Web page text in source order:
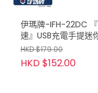
伊瑪牌-IFH-22DC
速』USB充電手提迷
圓扇
HKD $179.00
HKD $152.00